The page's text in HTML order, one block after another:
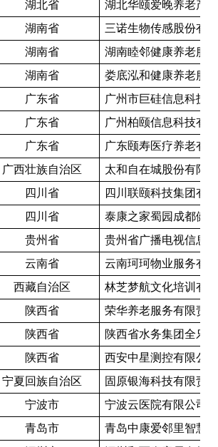
湖北省
湖北华颐爱晚养老产
湖南省
三诺生物传感股份有
湖南省
湖南睦邻健康养老服
湖南省
娄底泓和健康养老服
广东省
广州市巨硅信息科技
广东省
广州柏颐信息科技有
广东省
广东颐寿医疗养老有
广西壮族自治区
太和自在城股份有限
四川省
四川联颐科技集团有
四川省
泰康之家蜀园成都健
贵州省
贵州省广播电视信息
云南省
云南珂珂物业服务有
西藏自治区
林芝梦航文化培训有
陕西省
荣华养老服务有限责
陕西省
陕西省水务集团全乐
陕西省
西安中星测控有限公司
宁夏回族自治区
固原银海科技有限责
宁波市
宁波云医院有限公司
青岛市
青岛中康爱邻里智慧